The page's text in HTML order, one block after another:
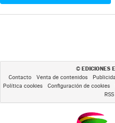
© EDICIONES
Contacto Venta de contenidos
Política cookies
Configuración de cookies
RSS